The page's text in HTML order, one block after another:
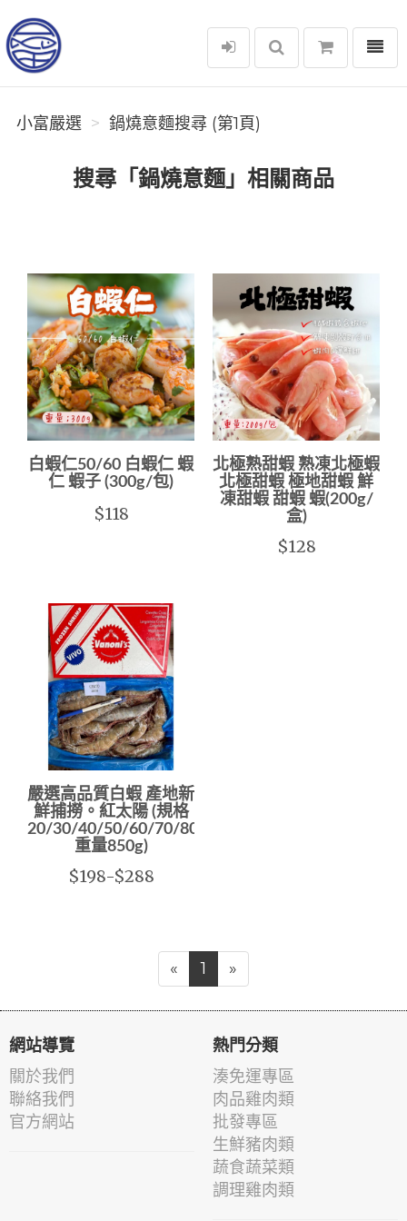
小富嚴選
選單
小富嚴選 鍋燒意麵搜尋 (第1頁)
搜尋「鍋燒意麵」相關商品
白蝦仁50/60 白蝦仁 蝦
仁 蝦子 (300g/包)
$118
北極熟甜蝦 熟凍北極蝦
北極甜蝦 極地甜蝦 鮮
凍甜蝦 甜蝦 蝦(200g/
盒)
$128
嚴選高品質白蝦 產地新
鮮捕撈。紅太陽 (規格
20/30/40/50/60/70/80/100/
重量850g)
$198-$288
« 1 »
網站導覽
關於我們
聯絡我們
官方網站
熱門分類
湊免運專區
肉品雞肉類
批發專區
生鮮豬肉類
蔬食蔬菜類
調理雞肉類